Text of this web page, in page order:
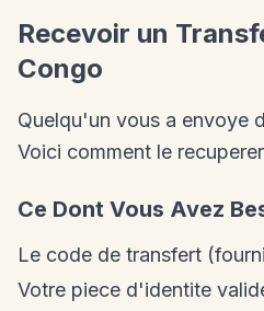
Recevoir un
Congo
Quelqu'un vous a envoye
Voici comment le
Ce Dont Vous Avez
Le code de transfert
Votre piece d'identite